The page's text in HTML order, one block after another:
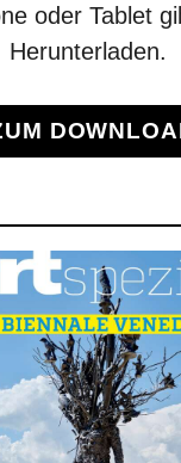
oder Tablet
Herunterladen.